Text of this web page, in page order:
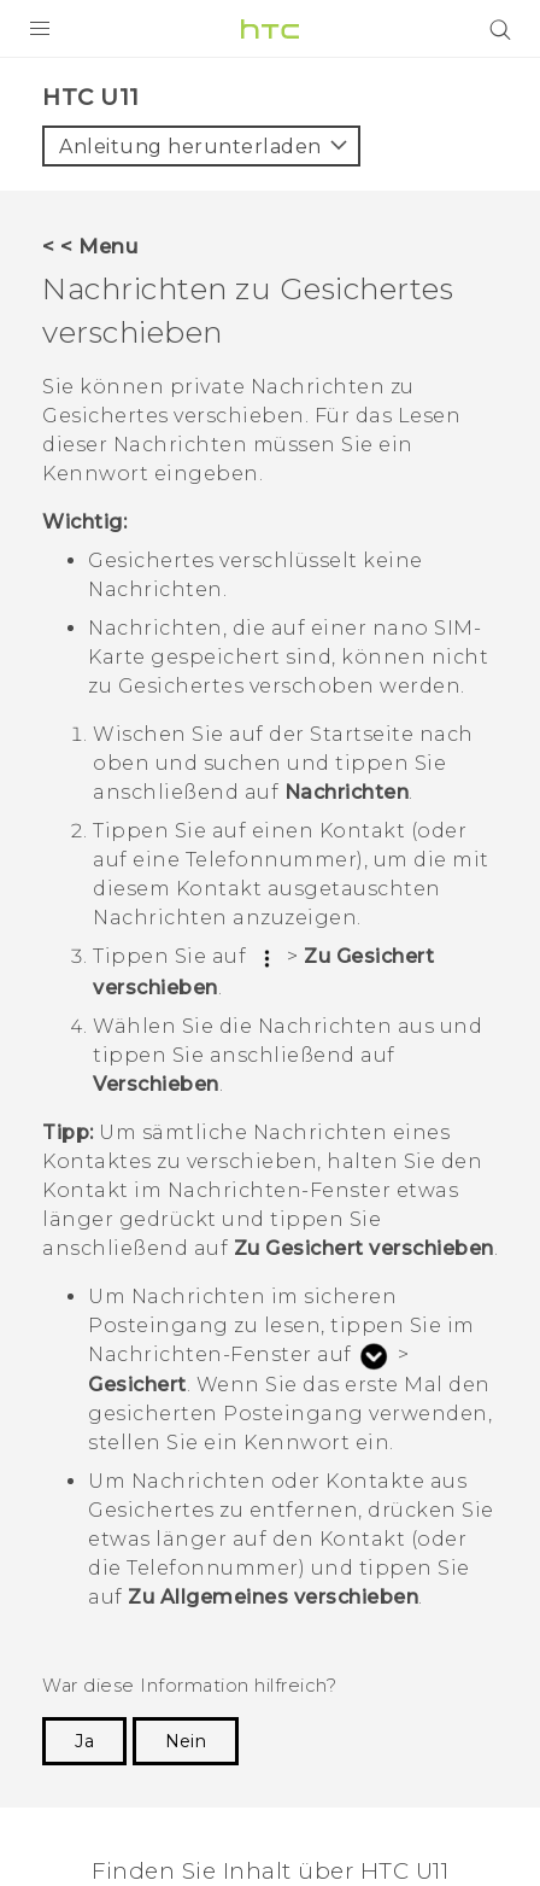
VIVE
VIVERSE
UNTERSTÜTZUNG
HTC-Geräte und Zubehör
Anmelden
HTC U11‎
Anleitung herunterladen
< < Menu
Nachrichten zu Gesichertes
verschieben
Sie können private Nachrichten zu
Gesichertes verschieben. Für das Lesen
dieser Nachrichten müssen Sie ein
Kennwort eingeben.
Wichtig:
Gesichertes verschlüsselt keine
Nachrichten.
Nachrichten, die auf einer nano SIM -
Karte gespeichert sind, können nicht
zu Gesichertes verschoben werden.
Wischen Sie auf der Startseite nach
oben und suchen und tippen Sie
anschließend auf Nachrichten.
Tippen Sie auf einen Kontakt (oder
auf eine Telefonnummer), um die mit
diesem Kontakt ausgetauschten
Nachrichten anzuzeigen.
Tippen Sie auf
> Zu Gesichert
verschieben
Wählen Sie die Nachrichten aus und
tippen Sie anschließend auf
Verschieben
Tipp:Um sämtliche Nachrichten eines
Kontaktes zu verschieben, halten Sie den
Kontakt im Nachrichten-Fenster etwas
länger gedrückt und tippen Sie
anschließend auf Zu Gesichert verschieben
Um Nachrichten im sicheren
Posteingang zu lesen, tippen Sie im
Nachrichten -Fenster auf
>
Gesichert. Wenn Sie das erste Mal den
gesicherten Posteingang verwenden,
stellen Sie ein Kennwort ein.
Um Nachrichten oder Kontakte aus
Gesichertes zu entfernen, drücken Sie
etwas länger auf den Kontakt (oder
die Telefonnummer) und tippen Sie
auf Zu Allgemeines verschieben.
War diese Information hilfreich?
Ja
Nein
Finden Sie Inhalt über‎ HTC U11